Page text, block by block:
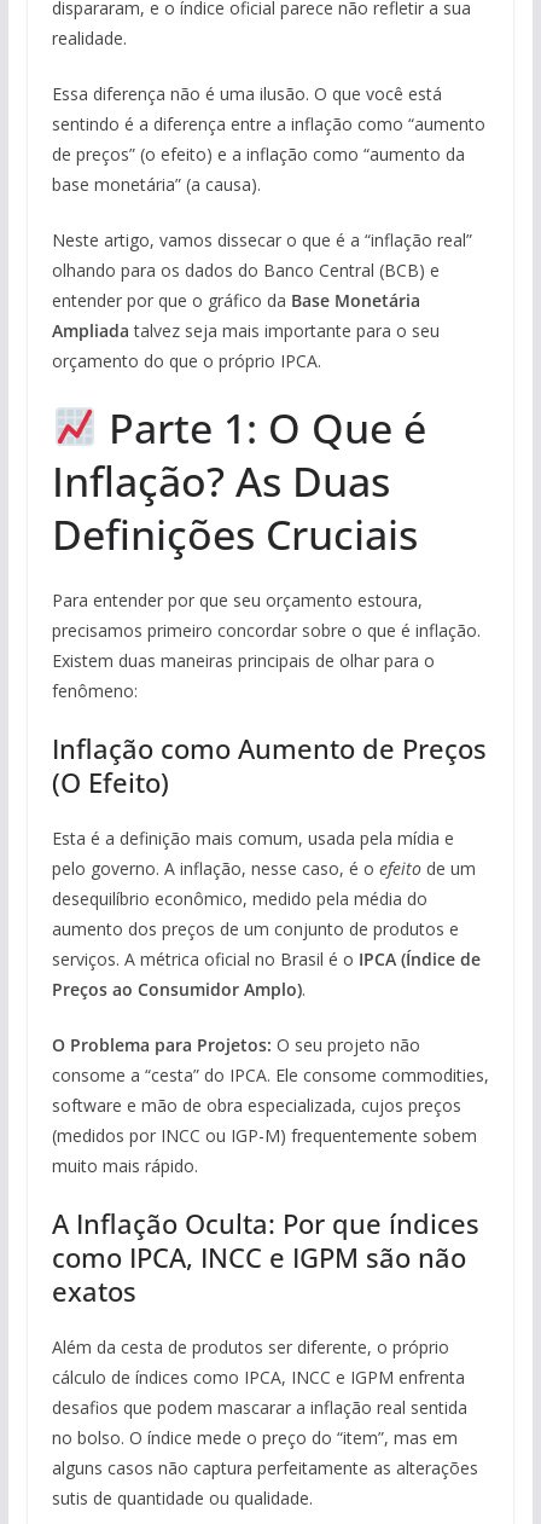
dispararam, e o índice oficial parece não refletir a sua
realidade.
Essa diferença não é uma ilusão. O que você está
sentindo é a diferença entre a inflação como “aumento
de preços” (o efeito) e a inflação como “aumento da
base monetária” (a causa).
Neste artigo, vamos dissecar o que é a “inflação real”
olhando para os dados do Banco Central (BCB) e
entender por que o gráfico da Base Monetária
Ampliada talvez seja mais importante para o seu
orçamento do que o próprio IPCA.
Parte 1: O Que é
Inflação? As Duas
Definições Cruciais
Para entender por que seu orçamento estoura,
precisamos primeiro concordar sobre o que é inflação.
Existem duas maneiras principais de olhar para o
fenômeno:
Inflação como Aumento de Preços
(O Efeito)
Esta é a definição mais comum, usada pela mídia e
pelo governo. A inflação, nesse caso, é o efeitode um
desequilíbrio econômico, medido pela média do
aumento dos preços de um conjunto de produtos e
serviços. A métrica oficial no Brasil é o IPCA (Índice de
Preços ao Consumidor Amplo).
O Problema para Projetos: O seu projeto não
consome a “cesta” do IPCA. Ele consome commodities,
software e mão de obra especializada, cujos preços
(medidos por INCC ou IGP-M) frequentemente sobem
muito mais rápido.
A Inflação Oculta: Por que índices
como IPCA, INCC e IGPM são não
exatos
Além da cesta de produtos ser diferente, o próprio
cálculo de índices como IPCA, INCC e IGPM enfrenta
desafios que podem mascarar a inflação real sentida
no bolso. O índice mede o preço do “item”, mas em
alguns casos não captura perfeitamente as alterações
sutis de quantidade ou qualidade.